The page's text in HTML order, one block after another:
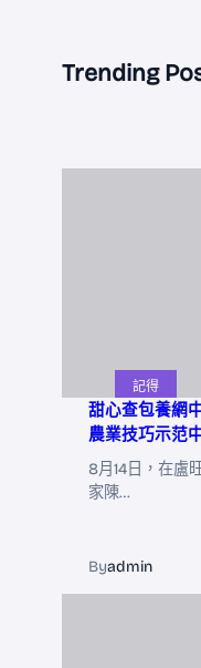
Trending
記得
甜心查包養網
農業技巧示范
8月14日，在盧
家陳…
Byadmin